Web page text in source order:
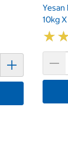
Yesan
10kg
★
★